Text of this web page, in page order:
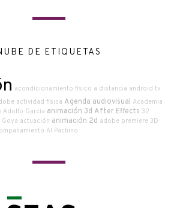
DE ETIQUETAS
acondicionamiento físico a distancia android tv
actividad física Agenda audiovisual Academia
Adolfo García animación 3d After Effects 32
actuación animación 2d adobe premiere 3D
Al Pachino